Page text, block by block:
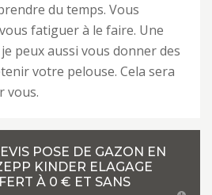
du temps. Vous
fatiguer à le faire. Une
peux aussi vous donner des
votre pelouse. Cela sera
vous.
POSE DE GAZON EN
KINDER ELAGAGE
À 0 € ET SANS